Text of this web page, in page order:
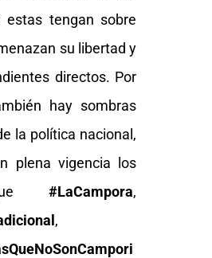
estas tengan sobre
su libertad y
directos. Por
hay sombras
la política nacional,
plena vigencia los
#LaCampora,
,